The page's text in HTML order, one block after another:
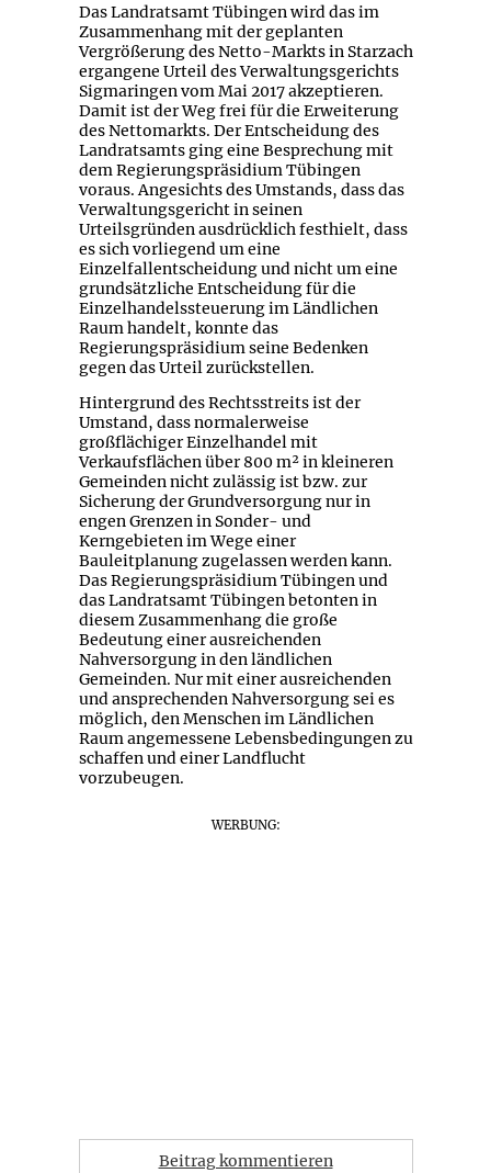
Das Landratsamt Tübingen wird das im
Zusammenhang mit der geplanten
Vergrößerung des Netto-Markts in Starzach
ergangene Urteil des Verwaltungsgerichts
Sigmaringen vom Mai 2017 akzeptieren.
Damit ist der Weg frei für die Erweiterung
des Nettomarkts. Der Entscheidung des
Landratsamts ging eine Besprechung mit
dem Regierungspräsidium Tübingen
voraus. Angesichts des Umstands, dass das
Verwaltungsgericht in seinen
Urteilsgründen ausdrücklich festhielt, dass
es sich vorliegend um eine
Einzelfallentscheidung und nicht um eine
grundsätzliche Entscheidung für die
Einzelhandelssteuerung im Ländlichen
Raum handelt, konnte das
Regierungspräsidium seine Bedenken
gegen das Urteil zurückstellen.
Hintergrund des Rechtsstreits ist der
Umstand, dass normalerweise
großflächiger Einzelhandel mit
Verkaufsflächen über 800 m² in kleineren
Gemeinden nicht zulässig ist bzw. zur
Sicherung der Grundversorgung nur in
engen Grenzen in Sonder- und
Kerngebieten im Wege einer
Bauleitplanung zugelassen werden kann.
Das Regierungspräsidium Tübingen und
das Landratsamt Tübingen betonten in
diesem Zusammenhang die große
Bedeutung einer ausreichenden
Nahversorgung in den ländlichen
Gemeinden. Nur mit einer ausreichenden
und ansprechenden Nahversorgung sei es
möglich, den Menschen im Ländlichen
Raum angemessene Lebensbedingungen zu
schaffen und einer Landflucht
vorzubeugen.
WERBUNG:
Beitrag kommentieren